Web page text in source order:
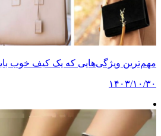
مهم‌ترین ویژگی‌هایی که یک کیف خوب
۱۴۰۳/۱۰/۳۰